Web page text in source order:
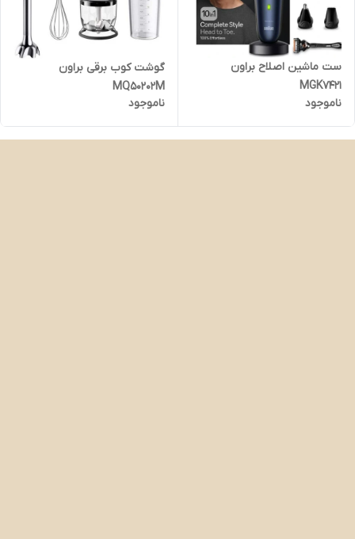
ست ماشین اصلاح براون
MGK7421
ناموجود
گوشت کوب برقی براون
MQ50202M
ناموجود